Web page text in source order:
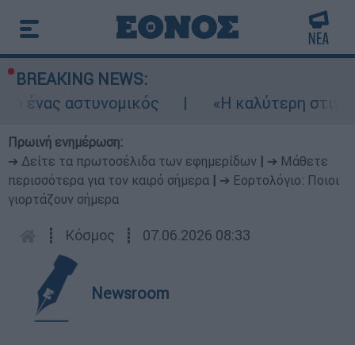
BREAKING NEWS:
αστυνομικός
«Η καλύτερη στιγμή για
Πρωινή ενημέρωση:
➔ Δείτε τα πρωτοσέλιδα των εφημερίδων
➔ Μάθετε
περισσότερα για τον καιρό σήμερα
➔ Εορτολόγιο: Ποιοι
γιορτάζουν σήμερα
┋ Κόσμος ┋ 07.06.2026 08:33
Newsroom